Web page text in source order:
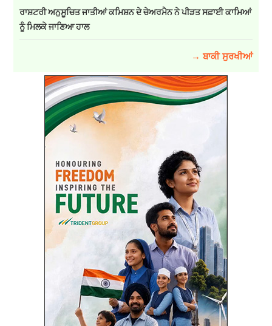
ਰਾਸ਼ਟਰੀ ਅਨੁਸੂਚਿਤ ਜਾਤੀਆਂ ਕਮਿਸ਼ਨ ਦੇ ਚੇਅਰਮੈਨ ਨੇ ਪੀੜਤ ਸਫ਼ਾਈ ਕਾਮਿਆਂ
ਨੂੰ ਮਿਲਕੇ ਜਾਣਿਆ ਹਾਲ
→ ਬਾਕੀ ਸੁਰਖੀਆਂ